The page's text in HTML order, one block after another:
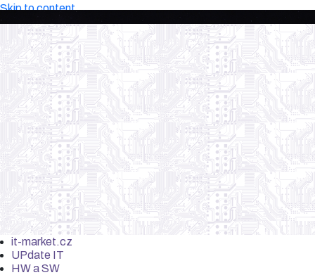
Skip to content
it-market.cz
UPdate IT
HW a SW